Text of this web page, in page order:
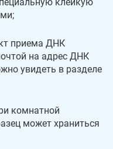
приема ДНК
на адрес ДНК
увидеть в разделе
комнатной
может храниться